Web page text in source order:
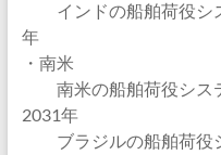
インドの船舶荷役シ
年
・南米
南米の船舶荷役シス
2031年
ブラジルの船舶荷役